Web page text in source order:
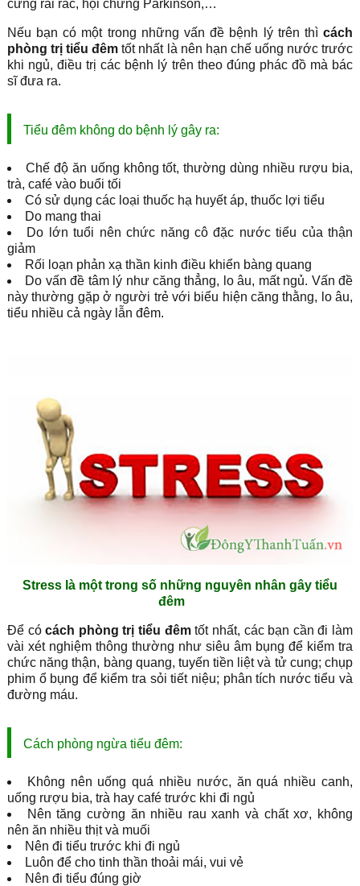
cứng rải rác, hội chứng Parkinson,…
Nếu bạn có một trong những vấn đề bệnh lý trên thìcách
phòng trị tiểu đêm tốt nhất là nên hạn chế uống nước trước
khi ngủ, điều trị các bệnh lý trên theo đúng phác đồ mà bác
sĩ đưa ra.
Tiểu đêm không do bệnh lý gây ra:
Chế độ ăn uống không tốt, thường dùng nhiều rượu bia,
trà, café vào buổi tối
Có sử dụng các loại thuốc hạ huyết áp, thuốc lợi tiểu
Do mang thai
Do lớn tuổi nên chức năng cô đặc nước tiểu của thận
giảm
Rối loạn phản xạ thần kinh điều khiển bàng quang
Do vấn đề tâm lý như căng thẳng, lo âu, mất ngủ. Vấn đề
này thường gặp ở người trẻ với biểu hiện căng thằng, lo âu,
tiểu nhiều cả ngày lẫn đêm.
Stress là một trong số những nguyên nhân gây tiểu
đêm
Để cócách phòng trị tiểu đêmtốt nhất, các bạn cần đi làm
vài xét nghiệm thông thường như siêu âm bụng để kiểm tra
chức năng thận, bàng quang, tuyến tiền liệt và tử cung; chụp
phim ổ bụng để kiểm tra sỏi tiết niệu; phân tích nước tiểu và
đường máu.
Cách phòng ngừa tiểu đêm:
Không nên uống quá nhiều nước, ăn quá nhiều canh,
uống rượu bia, trà hay café trước khi đi ngủ
Nên tăng cường ăn nhiều rau xanh và chất xơ, không
nên ăn nhiều thịt và muối
Nên đi tiểu trước khi đi ngủ
Luôn để cho tinh thần thoải mái, vui vẻ
Nên đi tiểu đúng giờ